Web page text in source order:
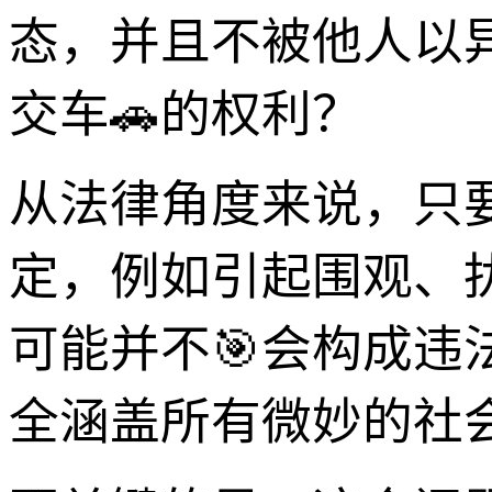
态，并且不被他人以
交车🚗的权利？
从法律角度来说，只
定，例如引起围观、
可能并不🎯会构成违
全涵盖所有微妙的社